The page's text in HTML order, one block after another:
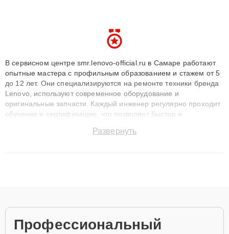
В сервисном центре smr.lenovo-official.ru в Самаре работают
опытные мастера с профильным образованием и стажем от 5
до 12 лет. Они специализируются на ремонте техники бренда
Lenovo, используют современное оборудование и
оригинальные запчасти. Каждый инженер регулярно проходит
обучение и сертификацию, что позволяет быстро и
сохранением гарантии до 3 лет. Наши мастера решают
Развернуть
Профессиональный